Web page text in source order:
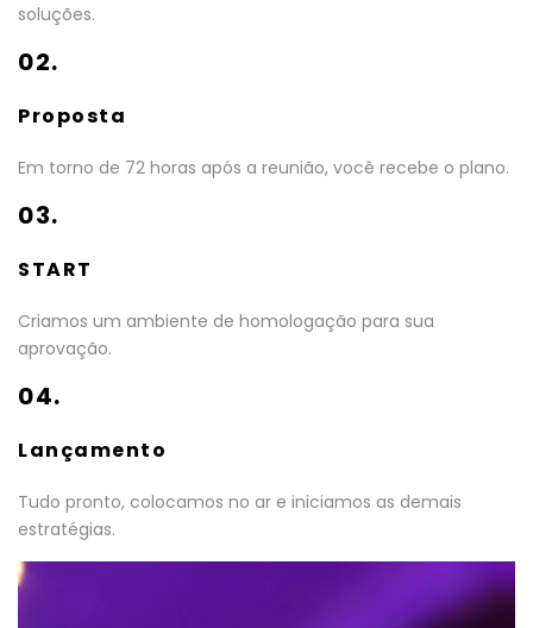
soluções.
02.
Proposta
Em torno de 72 horas após a reunião, você recebe o plano.
03.
START
Criamos um ambiente de homologação para sua
aprovação.
04.
Lançamento
Tudo pronto, colocamos no ar e iniciamos as demais
estratégias.